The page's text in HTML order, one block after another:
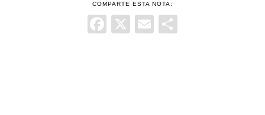
COMPARTE ESTA NOTA:
Facebook
X Email